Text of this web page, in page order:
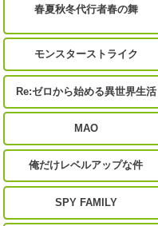
春夏秋冬代行者春の舞
モンスターストライク
Re:ゼロから始める異世界生活
MAO
俺だけレベルアップな件
SPY FAMILY